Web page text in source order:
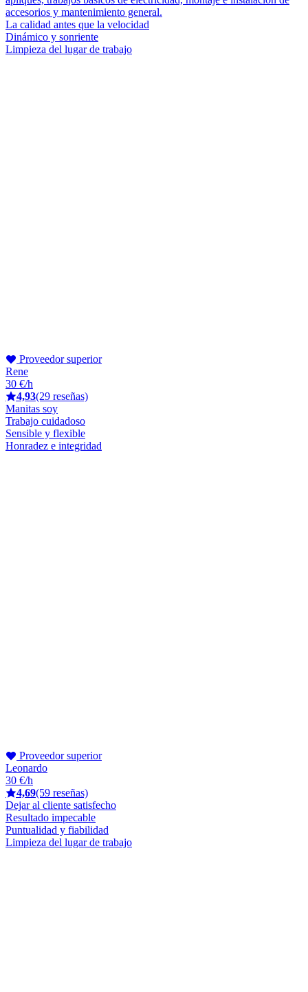
accesorios y mantenimiento general.
La calidad antes que la velocidad
Dinámico y sonriente
Limpieza del lugar de trabajo
Proveedor superior
Rene
30 €/h
4,93(29 reseñas)
Manitas soy
Trabajo cuidadoso
Sensible y flexible
Honradez e integridad
Proveedor superior
Leonardo
30 €/h
4,69(59 reseñas)
Dejar al cliente satisfecho
Resultado impecable
Puntualidad y fiabilidad
Limpieza del lugar de trabajo